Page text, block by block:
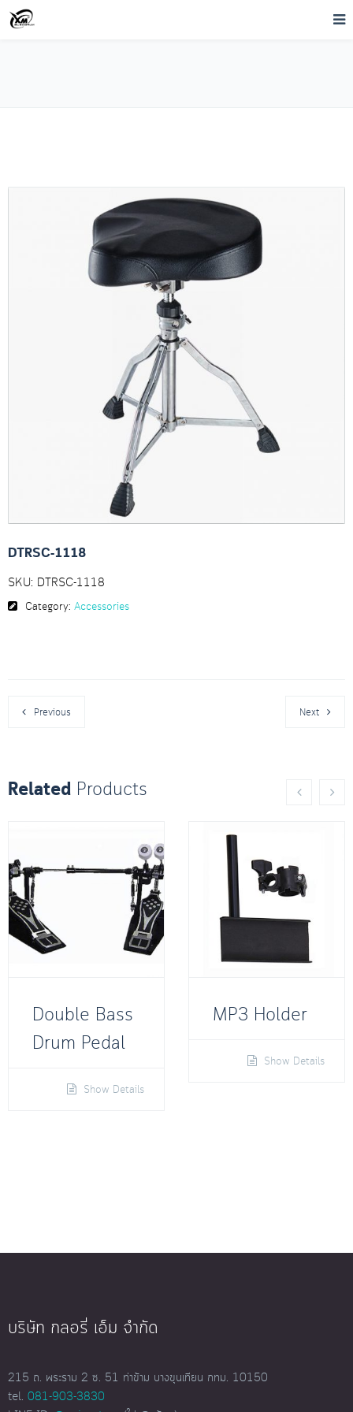
DTRSC-1118
SKU: DTRSC-1118
Category: Accessories
Previous Next
Related Products
Double Bass
Drum Pedal
Show Details
MP3 Holder
Show Details
บริษัท กลอรี่ เอ็ม จำกัด
215 ถ. พระราม 2 ซ. 51 ท่าข้าม บางขุนเทียน กทม. 10150
tel. 081-903-3830